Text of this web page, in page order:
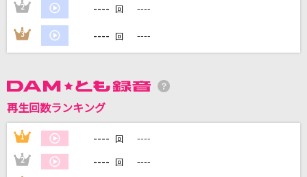
カラオケ最新情報をチェック！
2 ---- 回 ----
3 ---- 回 ----
再生回数ランキング
1 ---- 回 ----
2 ---- 回 ----